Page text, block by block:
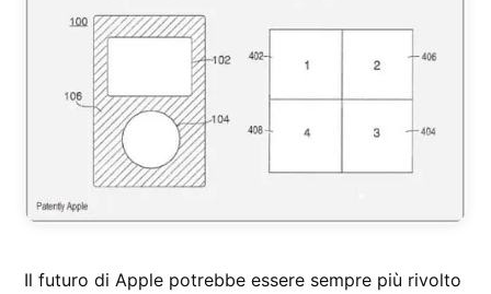
Il futuro di Apple potrebbe essere sempre più rivolto